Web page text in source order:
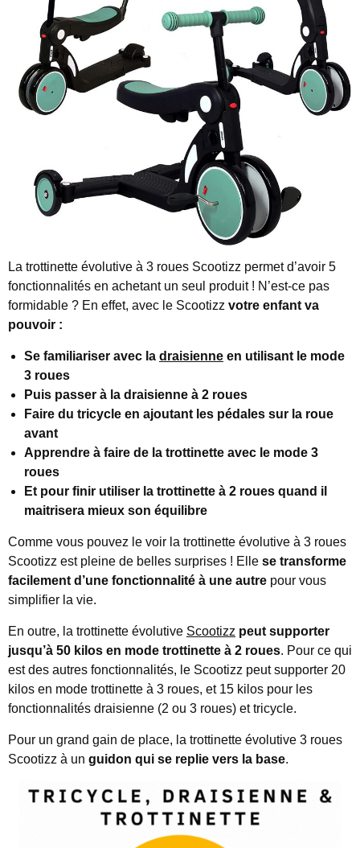
La trottinette évolutive à 3 roues Scootizz permet d’avoir 5
fonctionnalités en achetant un seul produit ! N’est-ce pas
formidable ? En effet, avec le Scootizz votre enfant va
pouvoir :
Se familiariser avec la draisienne en utilisant le mode
3 roues
Puis passer à la draisienne à 2 roues
Faire du tricycle en ajoutant les pédales sur la roue
avant
Apprendre à faire de la trottinette avec le mode 3
roues
Et pour finir utiliser la trottinette à 2 roues quand il
maitrisera mieux son équilibre
Comme vous pouvez le voir la trottinette évolutive à 3 roues
Scootizz est pleine de belles surprises ! Elle se transforme
facilement d’une fonctionnalité à une autre pour vous
simplifier la vie.
En outre, la trottinette évolutive Scootizz peut supporter
jusqu’à 50 kilos en mode trottinette à 2 roues. Pour ce qui
est des autres fonctionnalités, le Scootizz peut supporter 20
kilos en mode trottinette à 3 roues, et 15 kilos pour les
fonctionnalités draisienne (2 ou 3 roues) et tricycle.
Pour un grand gain de place, la trottinette évolutive 3 roues
Scootizz à un guidon qui se replie vers la base.